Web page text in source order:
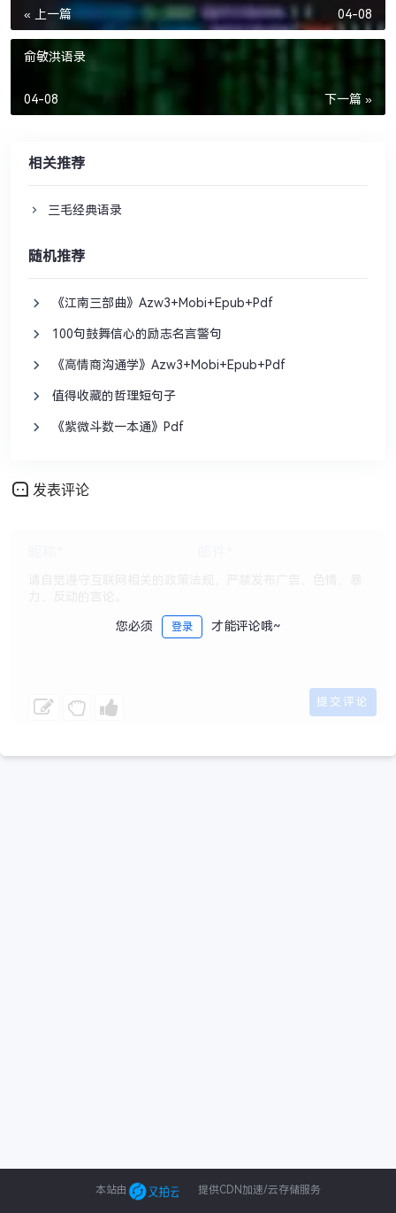
« 上一篇 04-08
俞敏洪语录
下一篇 »
04-08
相关推荐
三毛经典语录
随机推荐
《江南三部曲》Azw3+Mobi+Epub+Pdf
100句鼓舞信心的励志名言警句
《高情商沟通学》Azw3+Mobi+Epub+Pdf
值得收藏的哲理短句子
《紫微斗数一本通》Pdf
发表评论
您必须 登录 才能评论哦~
本站由 提供CDN加速/云存储服务